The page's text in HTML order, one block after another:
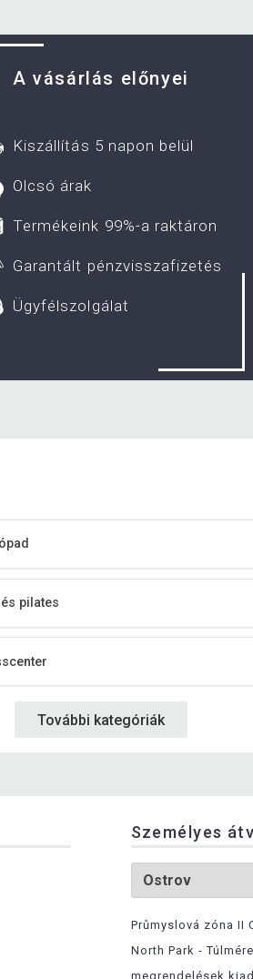
A vásárlás előnyei
Kiszállítás 5 napon belül
Olcsó árak
Termékeink 99%-a raktáron
Garantált pénzvisszafizetés
Ügyfélszolgálat
pilates
További kategóriák
Személyes
Průmyslová zóna II
North Park -
megrendelések